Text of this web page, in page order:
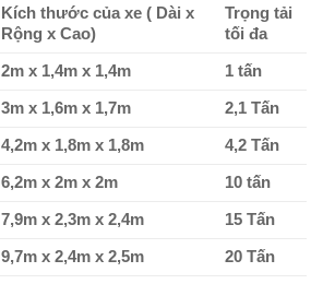
Kích thước của xe ( Dài x
Rộng x Cao)
Trọng tải
tối đa
2m x 1,4m x 1,4m 1 tấn
3m x 1,6m x 1,7m 2,1 Tấn
4,2m x 1,8m x 1,8m 4,2 Tấn
6,2m x 2m x 2m 10 tấn
7,9m x 2,3m x 2,4m 15 Tấn
9,7m x 2,4m x 2,5m 20 Tấn